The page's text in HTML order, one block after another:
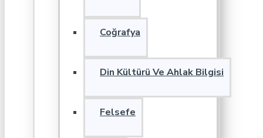
Coğrafya
Din Kültürü Ve Ahlak Bilgisi
Felsefe